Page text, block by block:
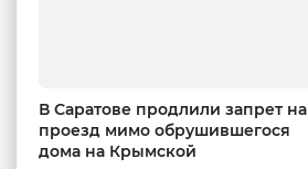
В Саратове продлили запрет на
проезд мимо обрушившегося
дома на Крымской